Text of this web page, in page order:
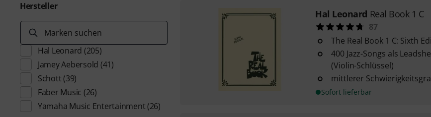
Hersteller
Marken suchen
Hal Leonard (205)
Jamey Aebersold (41)
Schott (39)
Faber Music (26)
Yamaha Music Entertainment (26)
Hal Leonard Real Book 1 C
87
The Real Book 1 C: Sixth
400 Jazz-Songs als
(Violin-Schlüssel)
mittlerer
Sofort lieferbar